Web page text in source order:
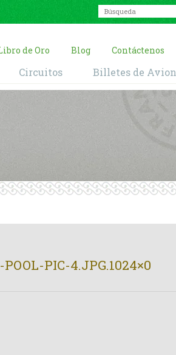
de Oro Blog Contáctenos
Circuitos Billetes de Avion
PIC-4.JPG.1024×0